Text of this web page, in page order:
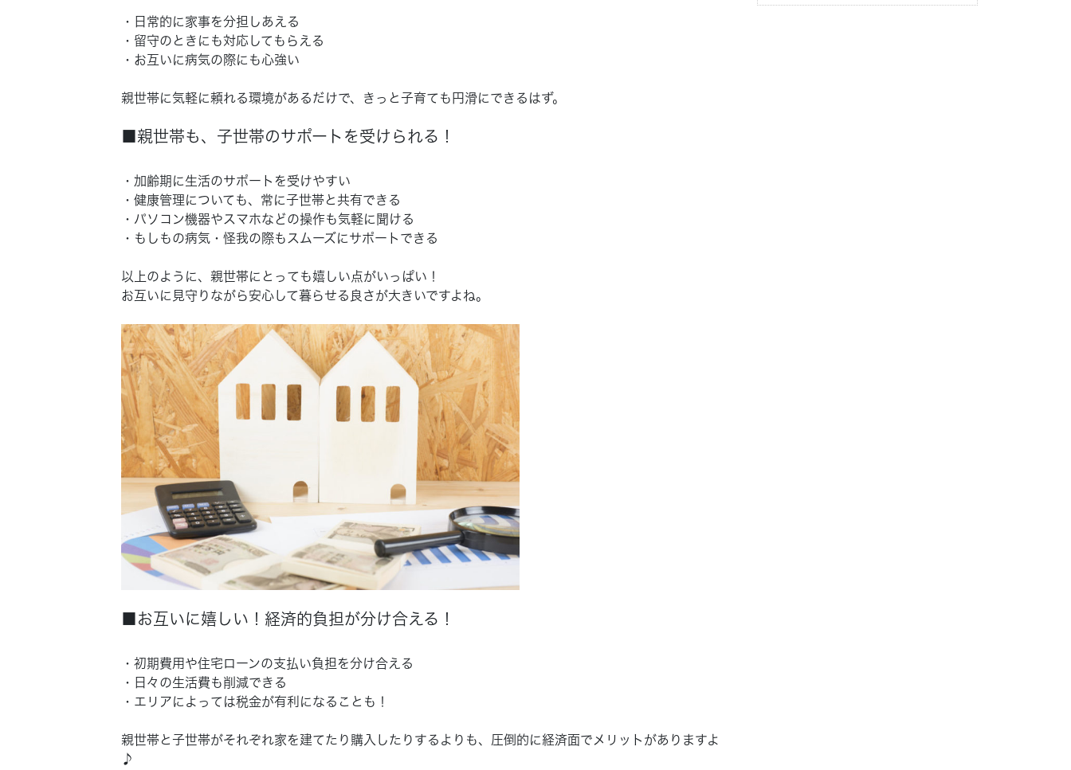
・日常的に家事を分担しあえる
・留守のときにも対応してもらえる
・お互いに病気の際にも心強い
親世帯に気軽に頼れる環境があるだけで、きっと子育ても円滑にできるはず。
■親世帯も、子世帯のサポートを受けられる！
・加齢期に生活のサポートを受けやすい
・健康管理についても、常に子世帯と共有できる
・パソコン機器やスマホなどの操作も気軽に聞ける
・もしもの病気・怪我の際もスムーズにサポートできる
以上のように、親世帯にとっても嬉しい点がいっぱい！
お互いに見守りながら安心して暮らせる良さが大きいですよね。
■お互いに嬉しい！経済的負担が分け合える！
・初期費用や住宅ローンの支払い負担を分け合える
・日々の生活費も削減できる
・エリアによっては税金が有利になることも！
親世帯と子世帯がそれぞれ家を建てたり購入したりするよりも、圧倒的に経済面でメリットがありますよ
♪